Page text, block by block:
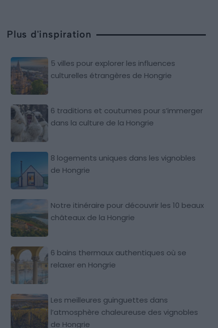
Plus d'inspiration
5 villes pour explorer les influences
culturelles étrangères de Hongrie
6 traditions et coutumes pour s’immerger
dans la culture de la Hongrie
8 logements uniques dans les vignobles
de Hongrie
Notre itinéraire pour découvrir les 10 beaux
châteaux de la Hongrie
6 bains thermaux authentiques où se
relaxer en Hongrie
Les meilleures guinguettes dans
l’atmosphère chaleureuse des vignobles
de Hongrie